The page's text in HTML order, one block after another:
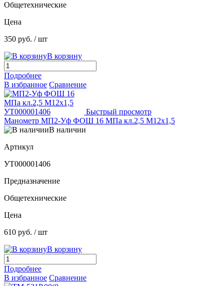
Общетехнические
Цена
350 руб. / шт
В корзину
Подробнее
В избранное Сравнение
Быстрый просмотр
Манометр МП2-Уф ФОШ 16 МПа кл.2,5 М12х1,5
В наличии
Артикул
УТ000001406
Предназначение
Общетехнические
Цена
610 руб. / шт
В корзину
Подробнее
В избранное Сравнение